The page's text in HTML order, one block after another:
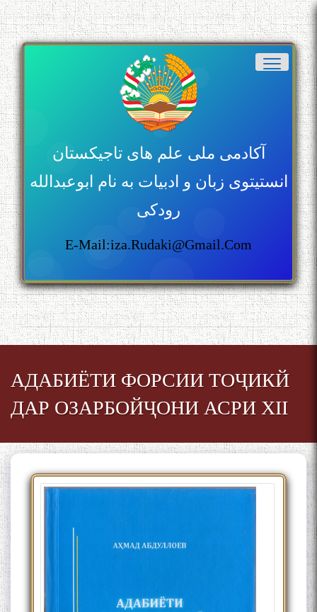
آکادمی ملی علم های تاجیکستان
انستیتوی زبان و ادبیات به نام ابوعبدالله
رودکی
E-Mail:iza.rudaki@gmail.com
АДАБИЁТИ ФОРСИИ ТОҶИКЙ
ДАР ОЗАРБОЙҶОНИ АСРИ XII